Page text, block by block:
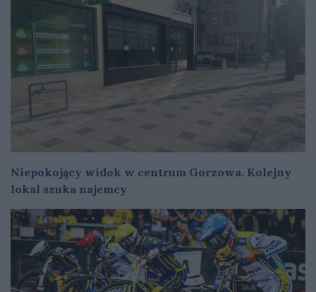
Niepokojący widok w centrum Gorzowa. Kolejny
lokal szuka najemcy